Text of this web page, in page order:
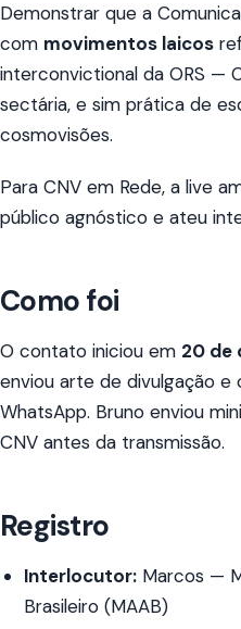
Demonstrar que a
com movimentos laicos
interconvictional da ORS —
sectária, e sim prática de
cosmovisões.
Para CNV em Rede, a live
público agnóstico e ateu
Como foi
O contato iniciou em 20 de
enviou arte de divulgação e
WhatsApp. Bruno enviou
CNV antes da transmissão.
Registro
Interlocutor:Marcos —
Brasileiro (MAAB)